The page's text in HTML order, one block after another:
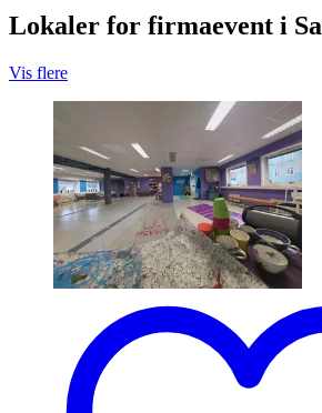
Lokaler for firmaevent i
Vis flere